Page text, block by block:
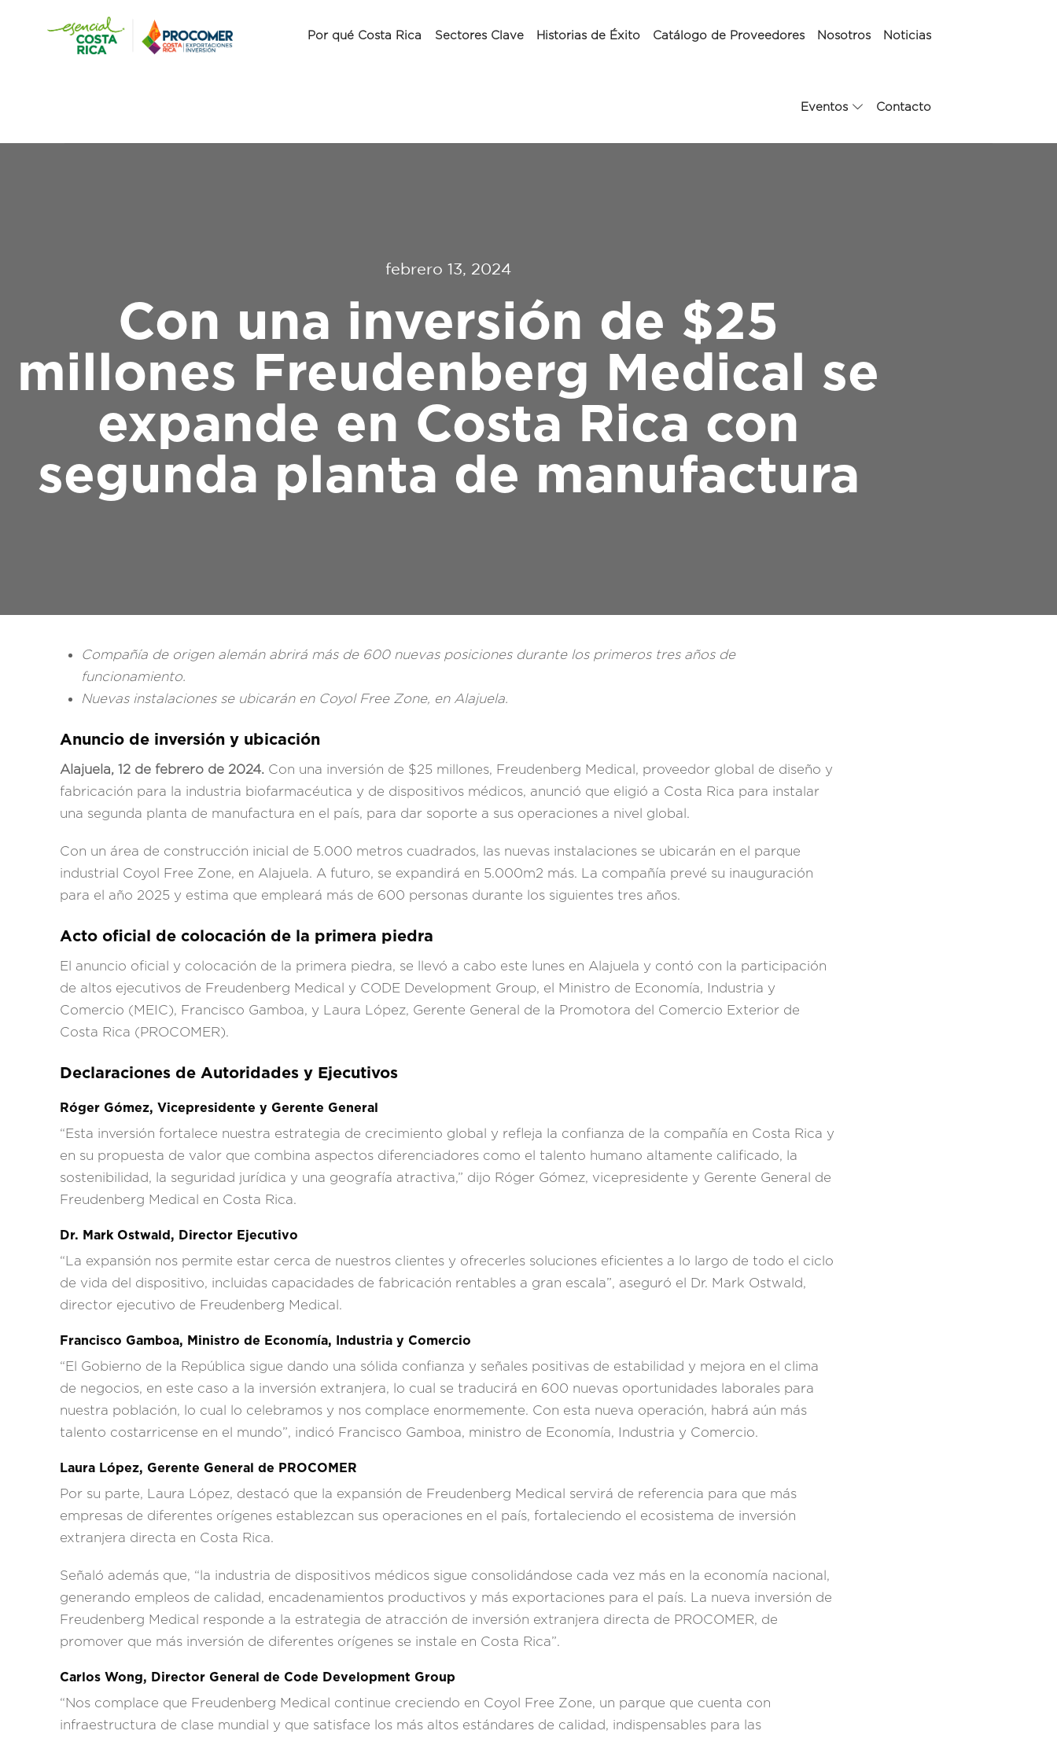
Por qué Costa Rica Sectores Clave Historias de Éxito Catálogo de Proveedores Nosotros Noticias
Eventos Contacto
febrero 13, 2024
Con una inversión de $25
millones Freudenberg Medical se
expande en Costa Rica con
segunda planta de manufactura
Compañía de origen alemán abrirá más de 600 nuevas posiciones durante los primeros tres años de
funcionamiento.
Nuevas instalaciones se ubicarán en Coyol Free Zone, en Alajuela.
Anuncio de inversión y ubicación
Alajuela, 12 de febrero de 2024. Con una inversión de $25 millones, Freudenberg Medical, proveedor global de diseño y
fabricación para la industria biofarmacéutica y de dispositivos médicos, anunció que eligió a Costa Rica para instalar
una segunda planta de manufactura en el país, para dar soporte a sus operaciones a nivel global.
Con un área de construcción inicial de 5.000 metros cuadrados, las nuevas instalaciones se ubicarán en el parque
industrial Coyol Free Zone, en Alajuela. A futuro, se expandirá en 5.000m2 más. La compañía prevé su inauguración
para el año 2025 y estima que empleará más de 600 personas durante los siguientes tres años.
Acto oficial de colocación de la primera piedra
El anuncio oficial y colocación de la primera piedra, se llevó a cabo este lunes en Alajuela y contó con la participación
de altos ejecutivos de Freudenberg Medical y CODE Development Group, el Ministro de Economía, Industria y
Comercio (MEIC), Francisco Gamboa, y Laura López, Gerente General de la Promotora del Comercio Exterior de
Costa Rica (PROCOMER).
Declaraciones de Autoridades y Ejecutivos
Róger Gómez, Vicepresidente y Gerente General
“Esta inversión fortalece nuestra estrategia de crecimiento global y refleja la confianza de la compañía en Costa Rica y
en su propuesta de valor que combina aspectos diferenciadores como el talento humano altamente calificado, la
sostenibilidad, la seguridad jurídica y una geografía atractiva,” dijo Róger Gómez, vicepresidente y Gerente General de
Freudenberg Medical en Costa Rica.
Dr. Mark Ostwald, Director Ejecutivo
“La expansión nos permite estar cerca de nuestros clientes y ofrecerles soluciones eficientes a lo largo de todo el ciclo
de vida del dispositivo, incluidas capacidades de fabricación rentables a gran escala”, aseguró el Dr. Mark Ostwald,
director ejecutivo de Freudenberg Medical.
Francisco Gamboa, Ministro de Economía, Industria y Comercio
“El Gobierno de la República sigue dando una sólida confianza y señales positivas de estabilidad y mejora en el clima
de negocios, en este caso a la inversión extranjera, lo cual se traducirá en 600 nuevas oportunidades laborales para
nuestra población, lo cual lo celebramos y nos complace enormemente. Con esta nueva operación, habrá aún más
talento costarricense en el mundo”, indicó Francisco Gamboa, ministro de Economía, Industria y Comercio.
Laura López, Gerente General de PROCOMER
Por su parte, Laura López, destacó que la expansión de Freudenberg Medical servirá de referencia para que más
empresas de diferentes orígenes establezcan sus operaciones en el país, fortaleciendo el ecosistema de inversión
extranjera directa en Costa Rica.
Señaló además que, “la industria de dispositivos médicos sigue consolidándose cada vez más en la economía nacional,
generando empleos de calidad, encadenamientos productivos y más exportaciones para el país. La nueva inversión de
Freudenberg Medical responde a la estrategia de atracción de inversión extranjera directa de PROCOMER, de
promover que más inversión de diferentes orígenes se instale en Costa Rica”.
Carlos Wong, Director General de Code Development Group
“Nos complace que Freudenberg Medical continue creciendo en Coyol Free Zone, un parque que cuenta con
infraestructura de clase mundial y que satisface los más altos estándares de calidad, indispensables para las